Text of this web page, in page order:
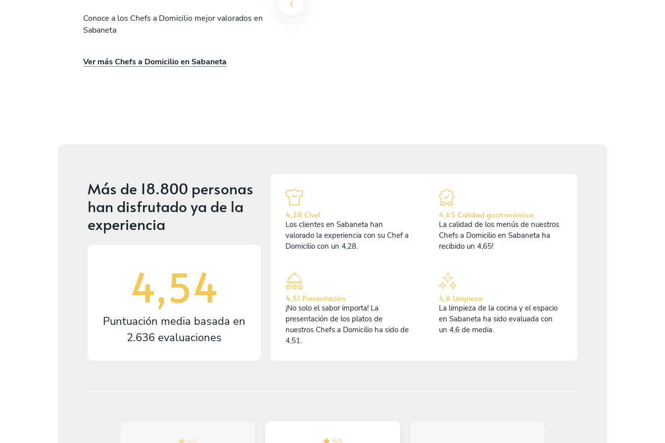
Conoce a los Chefs a Domicilio mejor valorados en
Sabaneta
Ver más Chefs a Domicilio en Sabaneta
Medellín
Más de 18.800 personas
han disfrutado ya de la
experiencia
4,54
Puntuación media basada en
2.636 evaluaciones
4,28 Chef
Los clientes en Sabaneta han
valorado la experiencia con su Chef a
Domicilio con un 4,28.
4,65 Calidad gastronómica
La calidad de los menús de nuestros
Chefs a Domicilio en Sabaneta ha
recibido un 4,65!
4,51 Presentación
¡No solo el sabor importa! La
presentación de los platos de
nuestros Chefs a Domicilio ha sido de
4,51.
4,6 Limpieza
La limpieza de la cocina y el espacio
en Sabaneta ha sido evaluada con
un 4,6 de media.